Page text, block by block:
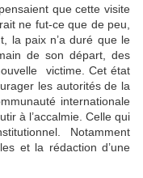
que cette visite
ne fut-ce que de peu,
la paix n’a duré que le
de son départ, des
victime. Cet état
les autorités de la
internationale
à l’accalmie. Celle qui
Notamment
et la rédaction d’une